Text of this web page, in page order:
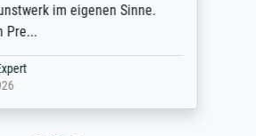
im eigenen Sinne.
Pre...